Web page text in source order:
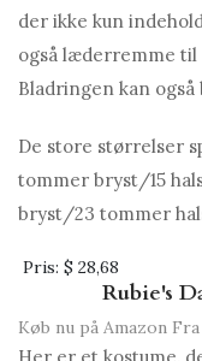
der ikke kun
også læderremme til
Bladringen kan
De store størrelser
tommer bryst/15
bryst/23 tommer
Pris: $ 28,68
Rubie's
Køb nu på Amazon